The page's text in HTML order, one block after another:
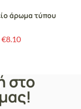
άρωμα τύπου
€8.10
στο